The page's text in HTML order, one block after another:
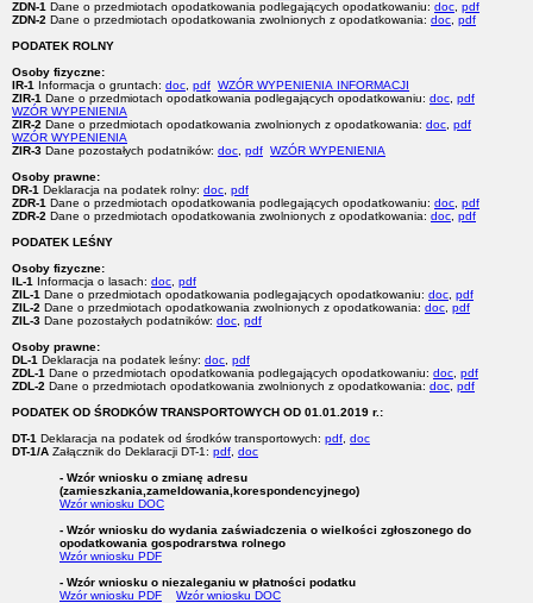
ZDN-1 Dane o przedmiotach opodatkowania podlegających opodatkowaniu: doc pdf
ZDN-2 Dane o przedmiotach opodatkowania zwolnionych z opodatkowania: doc pdf
PODATEK ROLNY
Osoby fizyczne:
IR-1 Informacja o gruntach: doc pdf WZÓR WYPENIENIA INFORMACJI
ZIR-1 Dane o przedmiotach opodatkowania podlegających opodatkowaniu: doc pdf
WZÓR WYPENIENIA
ZIR-2 Dane o przedmiotach opodatkowania zwolnionych z opodatkowania: doc pdf
WZÓR WYPENIENIA
ZIR-3 Dane pozostałych podatników: doc pdf WZÓR WYPENIENIA
Osoby prawne:
DR-1 Deklaracja na podatek rolny: doc pdf
ZDR-1 Dane o przedmiotach opodatkowania podlegających opodatkowaniu: doc pdf
ZDR-2 Dane o przedmiotach opodatkowania zwolnionych z opodatkowania: doc pdf
PODATEK LEŚNY
Osoby fizyczne:
IL-1 Informacja o lasach: doc pdf
ZIL-1 Dane o przedmiotach opodatkowania podlegających opodatkowaniu: doc pdf
ZIL-2 Dane o przedmiotach opodatkowania zwolnionych z opodatkowania: doc pdf
ZIL-3 Dane pozostałych podatników: doc pdf
Osoby prawne:
DL-1 Deklaracja na podatek leśny: doc pdf
ZDL-1 Dane o przedmiotach opodatkowania podlegających opodatkowaniu: doc pdf
ZDL-2 Dane o przedmiotach opodatkowania zwolnionych z opodatkowania: doc pdf
PODATEK OD ŚRODKÓW TRANSPORTOWYCH OD 01.01.2019 r.:
DT-1 Deklaracja na podatek od środków transportowych: pdf doc
DT-1/A Załącznik do Deklaracji DT-1: pdf doc
- Wzór wniosku o zmianę adresu
(zamieszkania,zameldowania,korespondencyjnego)
Wzór wniosku DOC
- Wzór wniosku do wydania zaświadczenia o wielkości zgłoszonego do
opodatkowania gospodrarstwa rolnego
Wzór wniosku PDF
- Wzór wniosku o niezaleganiu w płatności podatku
Wzór wniosku PDF
Wzór wniosku DOC